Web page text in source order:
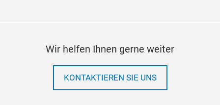
Wir helfen Ihnen gerne weiter
KONTAKTIEREN SIE UNS